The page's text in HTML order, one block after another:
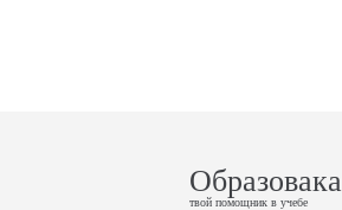
Образовака
твой помощник в учебе